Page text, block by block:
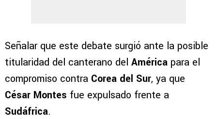
Señalar que este debate surgió ante la posible
titularidad del canterano del América para el
compromiso contra Corea del Sur, ya que
César Montes fue expulsado frente a
Sudáfrica.